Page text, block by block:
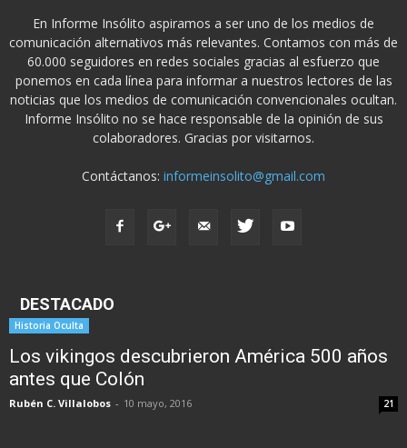
En Informe Insólito aspiramos a ser uno de los medios de
comunicación alternativos más relevantes. Contamos con más de
60.000 seguidores en redes sociales gracias al esfuerzo que
ponemos en cada línea para informar a nuestros lectores de las
noticias que los medios de comunicación convencionales ocultan.
Informe Insólito no se hace responsable de la opinión de sus
colaboradores. Gracias por visitarnos.
Contáctanos: informeinsolito@gmail.com
DESTACADO
Historia Oculta
Los vikingos descubrieron América 500 años
antes que Colón
Rubén C. Villalobos - 10 mayo, 2016 21